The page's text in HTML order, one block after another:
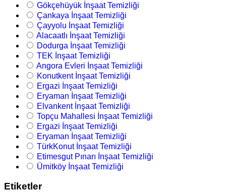
Gökçehüyük İnşaat Temizliği
Çankaya İnşaat Temizliği
Çayyolu İnşaat Temizliği
Alacaatlı İnşaat Temizliği
Dodurga İnşaat Temizliği
TEK İnşaat Temizliği
Angora Evleri İnşaat Temizliği
Konutkent İnşaat Temizliği
Ergazi İnşaat Temizliği
Eryaman İnşaat Temizliği
Elvankent İnşaat Temizliği
Topçu Mahallesi İnşaat Temizliği
Ergazi İnşaat Temizliği
Eryaman İnşaat Temizliği
TürkKonut İnşaat Temizliği
Etimesgut Pınarı İnşaat Temizliği
Ümitköy İnşaat Temizliği
Etiketler